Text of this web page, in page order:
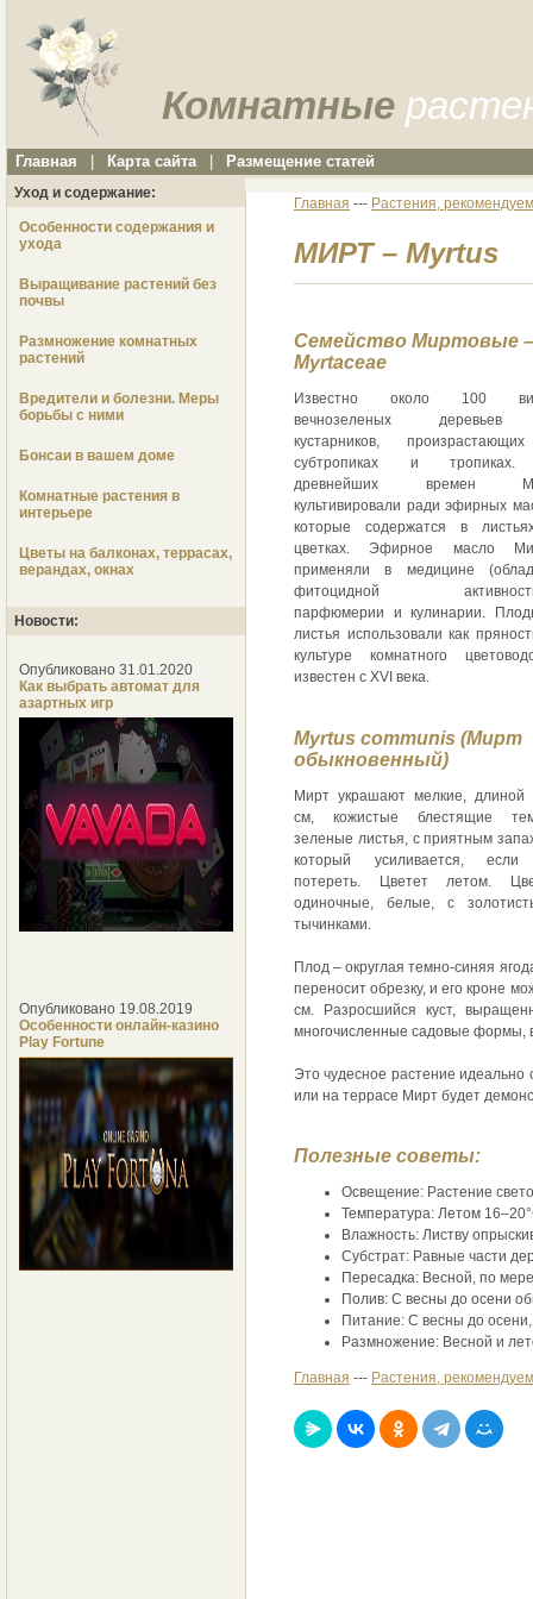
Комнатные
Главная Карта сайта Размещение статей
Уход и содержание:
Особенности содержания и
ухода
Выращивание растений без
почвы
Размножение комнатных
растений
Вредители и болезни. Меры
борьбы с ними
Бонсаи в вашем доме
Комнатные растения в
интерьере
Цветы на балконах, террасах,
верандах, окнах
Новости:
Опубликовано 31.01.2020
Как выбрать автомат для
азартных игр
Опубликовано 19.08.2019
Особенности онлайн-казино
Play Fortune
Главная --- Растения,
МИРТ – Myrtus
Семейство Миртовые –
Myrtaceae
Известно около 100
вечнозеленых
кустарников,
субтропиках и
древнейших времен
культивировали ради эфирных
которые содержатся в
цветках. Эфирное масло
применяли в медицине
фитоцидной
парфюмерии и кулинарии.
листья использовали как
культуре комнатного
известен с XVI века.
Myrtus communis (Мирт
обыкновенный)
Мирт украшают мелкие, длиной
см, кожистые блестящие
зеленые листья, с приятным
который усиливается,
потереть. Цветет летом.
одиночные, белые, с
тычинками.
Плод – округлая темно-синяя
переносит обрезку, и его кроне
см. Разросшийся куст,
многочисленные садовые формы,
Это чудесное растение идеально
или на террасе Мирт будет
Полезные советы:
Освещение: Растение
Температура: Летом
Влажность: Листву
Субстрат: Равные части
Пересадка: Весной, по
Полив: С весны до осени
Питание: С весны до
Размножение: Весной и
Главная --- Растения,